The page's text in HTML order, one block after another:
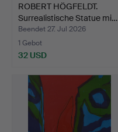
ROBERT HÖGFELDT.
Surrealistische Statue mi…
Beendet 27. Jul 2026
1 Gebot
32 USD